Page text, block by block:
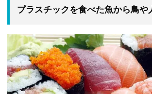
プラスチックを食べた魚から鳥や